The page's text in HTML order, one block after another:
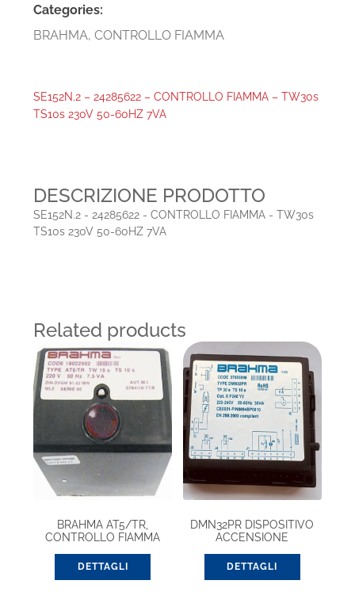
Categories:
BRAHMA,CONTROLLO FIAMMA
SE152N.2 – 24285622 – CONTROLLO FIAMMA – TW30s
TS10s 230V 50-60HZ 7VA
DESCRIZIONE PRODOTTO
SE152N.2 - 24285622 - CONTROLLO FIAMMA - TW30s
TS10s 230V 50-60HZ 7VA
Related products
BRAHMA AT5/TR,
CONTROLLO FIAMMA
(18022502)
DETTAGLI
DMN32PR DISPOSITIVO
ACCENSIONE
DETTAGLI